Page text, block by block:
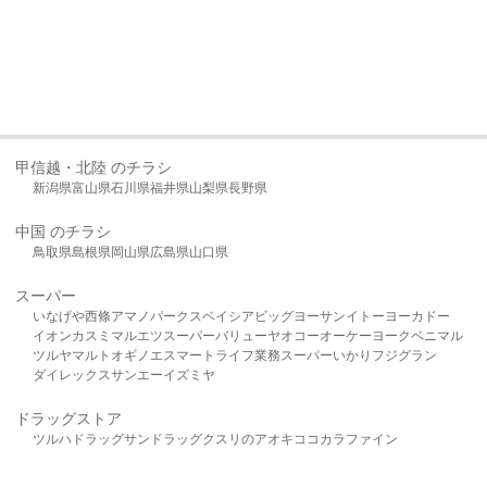
甲信越・北陸 のチラシ
新潟県富山県石川県福井県山梨県長野県
中国 のチラシ
鳥取県島根県岡山県広島県山口県
スーパー
いなげや西條アマノパークスベイシア ビッグヨーサンイトーヨーカドー
イオンカスミ マルエツスーパーバリューヤオコーオーケー ヨークベニマル
ツルヤマルト オギノ エスマート ライフ業務スーパーいかり フジグラン
ダイレックスサンエーイズミヤ
ドラッグストア
ツルハドラッグサンドラッグクスリのアオキ ココカラファイン